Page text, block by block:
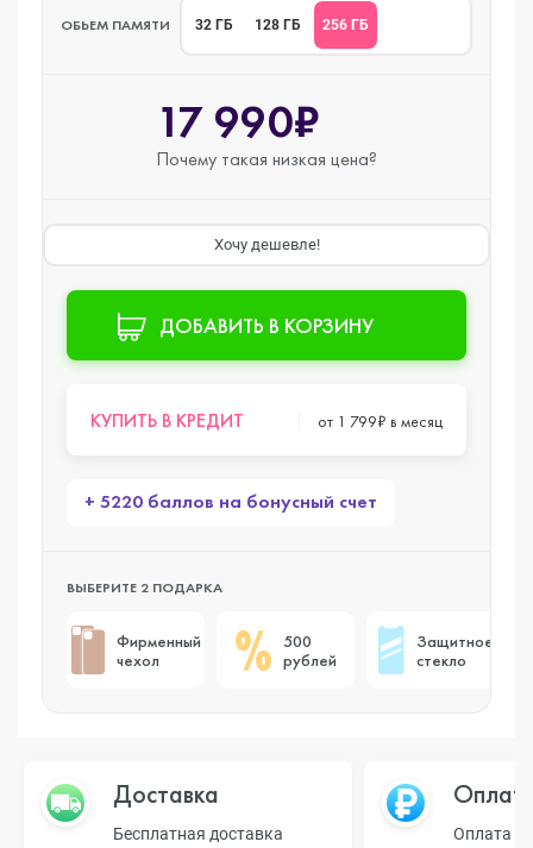
ОБЬЕМ ПАМЯТИ 32 ГБ 128 ГБ 256 ГБ
17 990₽
Почему такая низкая цена?
Хочу дешевле!
ДОБАВИТЬ В КОРЗИНУ
КУПИТЬ В КРЕДИТ от 1 799₽ в месяц
+ 5220 баллов на бонусный счет
ВЫБЕРИТЕ 2 ПОДАРКА
Фирменный
чехол
500
рублей
Защитное
стекло
Доставка
Бесплатная доставка
Оплата